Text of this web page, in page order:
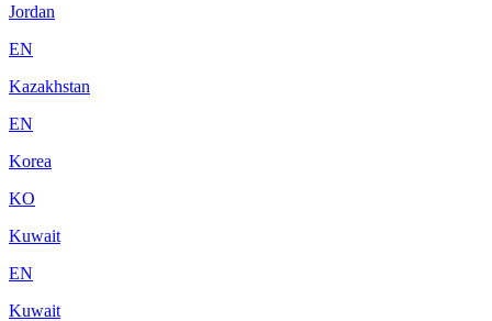
Jordan
EN
Kazakhstan
EN
Korea
KO
Kuwait
EN
Kuwait